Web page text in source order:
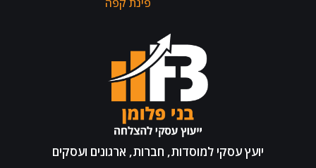
יועץ עסקי למוסדות, חברות, ארגונים ועסקים